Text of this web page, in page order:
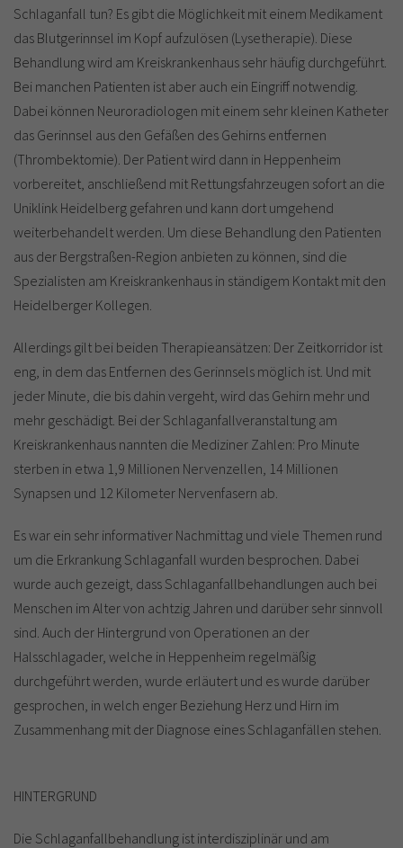
Schlaganfall tun? Es gibt die Möglichkeit mit einem Medikament
das Blutgerinnsel im Kopf aufzulösen (Lysetherapie). Diese
Behandlung wird am Kreiskrankenhaus sehr häufig durchgeführt.
Bei manchen Patienten ist aber auch ein Eingriff notwendig.
Dabei können Neuroradiologen mit einem sehr kleinen Katheter
das Gerinnsel aus den Gefäßen des Gehirns entfernen
(Thrombektomie). Der Patient wird dann in Heppenheim
vorbereitet, anschließend mit Rettungsfahrzeugen sofort an die
Uniklink Heidelberg gefahren und kann dort umgehend
weiterbehandelt werden. Um diese Behandlung den Patienten
aus der Bergstraßen-Region anbieten zu können, sind die
Spezialisten am Kreiskrankenhaus in ständigem Kontakt mit den
Heidelberger Kollegen.
Allerdings gilt bei beiden Therapieansätzen: Der Zeitkorridor ist
eng, in dem das Entfernen des Gerinnsels möglich ist. Und mit
jeder Minute, die bis dahin vergeht, wird das Gehirn mehr und
mehr geschädigt. Bei der Schlaganfallveranstaltung am
Kreiskrankenhaus nannten die Mediziner Zahlen: Pro Minute
sterben in etwa 1,9 Millionen Nervenzellen, 14 Millionen
Synapsen und 12 Kilometer Nervenfasern ab.
Es war ein sehr informativer Nachmittag und viele Themen rund
um die Erkrankung Schlaganfall wurden besprochen. Dabei
wurde auch gezeigt, dass Schlaganfallbehandlungen auch bei
Menschen im Alter von achtzig Jahren und darüber sehr sinnvoll
sind. Auch der Hintergrund von Operationen an der
Halsschlagader, welche in Heppenheim regelmäßig
durchgeführt werden, wurde erläutert und es wurde darüber
gesprochen, in welch enger Beziehung Herz und Hirn im
Zusammenhang mit der Diagnose eines Schlaganfällen stehen.
HINTERGRUND
Die Schlaganfallbehandlung ist interdisziplinär und am